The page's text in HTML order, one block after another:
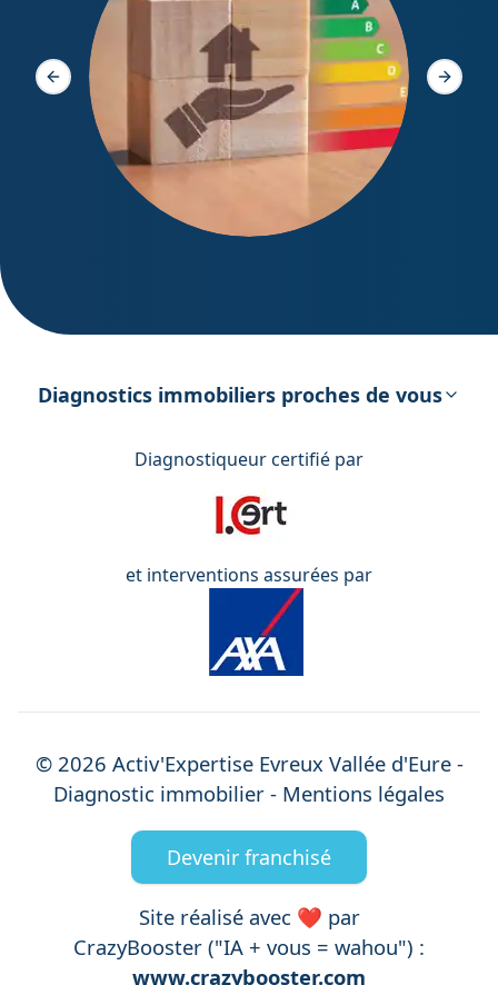
énergétique
Slide précédente Slide
Diagnostics immobiliers proches de vous
Diagnostiqueur certifié par
et interventions assurées par
© 2026 Activ'Expertise Evreux Vallée d'Eure-
Diagnostic immobilier - Mentions légales
Devenir franchisé
Site réalisé avec ❤️ par
CrazyBooster ("IA + vous = wahou") :
www.crazybooster.com